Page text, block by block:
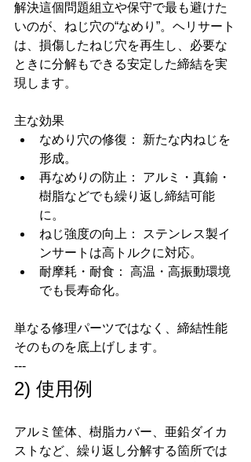
解決這個問題組立や保守で最も避けた
いのが、ねじ穴の“なめり”。ヘリサート
は、損傷したねじ穴を再生し、必要な
ときに分解もできる安定した締結を実
現します。
主な効果
なめり穴の修復： 新たな内ねじを
形成。
再なめりの防止： アルミ・真鍮・
樹脂などでも繰り返し締結可能
に。
ねじ強度の向上： ステンレス製イ
ンサートは高トルクに対応。
耐摩耗・耐食： 高温・高振動環境
でも長寿命化。
単なる修理パーツではなく、締結性能
そのものを底上げします。
---
2) 使用例
アルミ筐体、樹脂カバー、亜鉛ダイカ
ストなど、繰り返し分解する箇所では